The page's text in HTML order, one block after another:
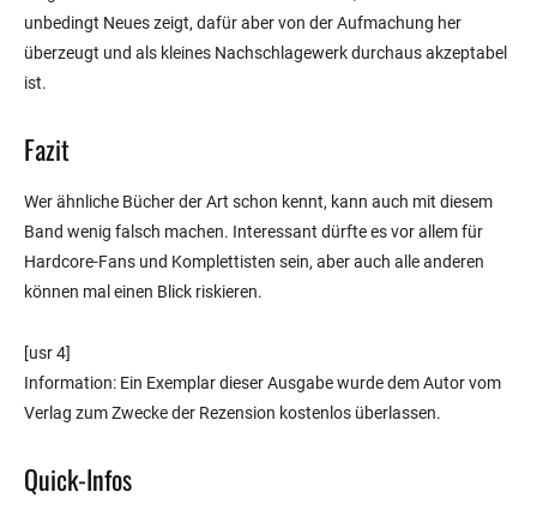
unbedingt Neues zeigt, dafür aber von der Aufmachung her
überzeugt und als kleines Nachschlagewerk durchaus akzeptabel
ist.
Fazit
Wer ähnliche Bücher der Art schon kennt, kann auch mit diesem
Band wenig falsch machen. Interessant dürfte es vor allem für
Hardcore-Fans und Komplettisten sein, aber auch alle anderen
können mal einen Blick riskieren.
[usr 4]
Information: Ein Exemplar dieser Ausgabe wurde dem Autor vom
Verlag zum Zwecke der Rezension kostenlos überlassen.
Quick-Infos